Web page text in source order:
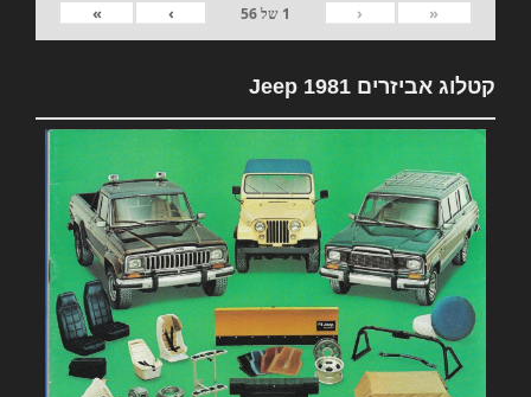
«
‹
1 של56
›
»
קטלוג אביזרים 1981 Jeep